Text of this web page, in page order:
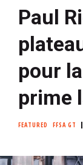
p
Paul
pour
prime
FEATURED FFSA GT